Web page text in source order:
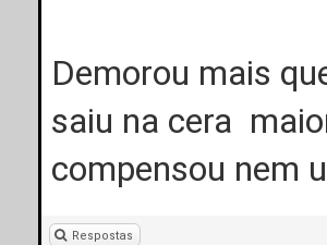
Demorou mais
saiu na cera
compensou nem
Respostas